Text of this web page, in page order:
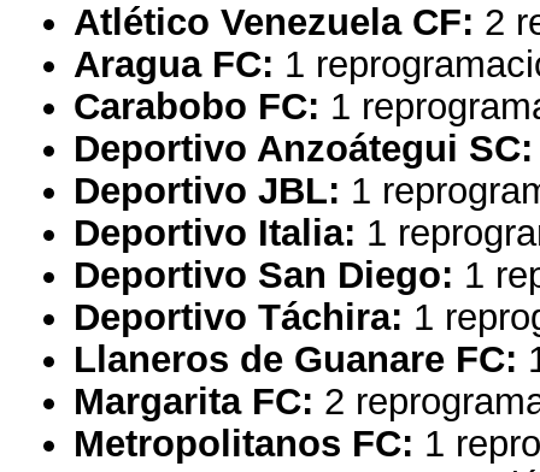
Atlético Venezuela CF: 2
Aragua FC: 1
Carabobo FC: 1
Deportivo Anzoátegui
Deportivo JBL: 1
Deportivo Italia: 1
Deportivo San Diego: 1
Deportivo Táchira: 1
Llaneros de Guanare FC:
Margarita FC: 2
Metropolitanos FC: 1